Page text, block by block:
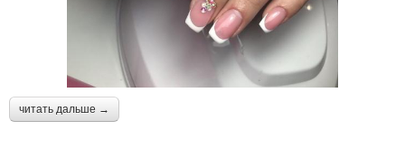
читать дальше →